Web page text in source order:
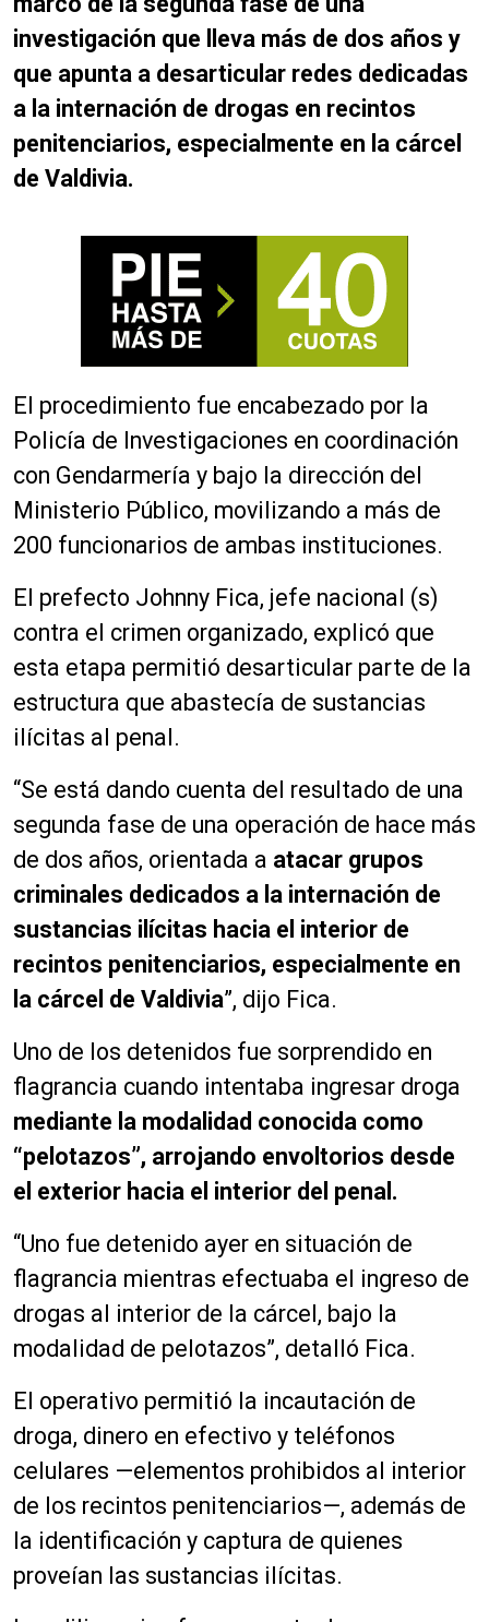
investigación que lleva más de dos años y
que apunta a desarticular redes dedicadas
a la internación de drogas en recintos
penitenciarios, especialmente en la cárcel
de Valdivia.
El procedimiento fue encabezado por la
Policía de Investigaciones en coordinación
con Gendarmería y bajo la dirección del
Ministerio Público, movilizando a más de
200 funcionarios de ambas instituciones.
El prefecto Johnny Fica, jefe nacional (s)
contra el crimen organizado, explicó que
esta etapa permitió desarticular parte de la
estructura que abastecía de sustancias
ilícitas al penal.
“Se está dando cuenta del resultado de una
segunda fase de una operación de hace más
de dos años, orientada a atacar grupos
criminales dedicados a la internación de
sustancias ilícitas hacia el interior de
recintos penitenciarios, especialmente en
la cárcel de Valdivia”, dijo Fica.
Uno de los detenidos fue sorprendido en
flagrancia cuando intentaba ingresar droga
mediante la modalidad conocida como
“pelotazos”, arrojando envoltorios desde
el exterior hacia el interior del penal.
“Uno fue detenido ayer en situación de
flagrancia mientras efectuaba el ingreso de
drogas al interior de la cárcel, bajo la
modalidad de pelotazos”, detalló Fica.
El operativo permitió la incautación de
droga, dinero en efectivo y teléfonos
celulares —elementos prohibidos al interior
de los recintos penitenciarios—, además de
la identificación y captura de quienes
proveían las sustancias ilícitas.